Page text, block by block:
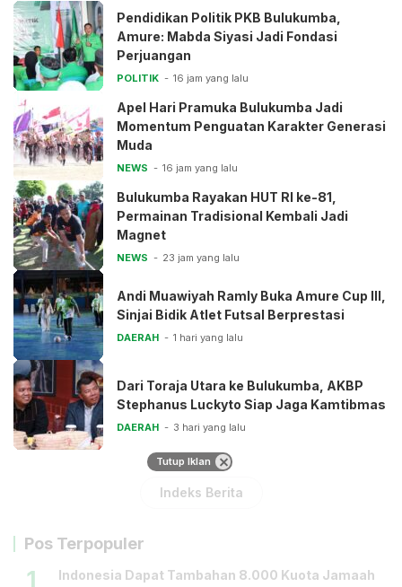
Pendidikan Politik PKB Bulukumba,
Amure: Mabda Siyasi Jadi Fondasi
Perjuangan
POLITIK 16 jam yang lalu
Apel Hari Pramuka Bulukumba Jadi
Momentum Penguatan Karakter Generasi
Muda
NEWS 16 jam yang lalu
Bulukumba Rayakan HUT RI ke-81,
Permainan Tradisional Kembali Jadi
Magnet
NEWS 23 jam yang lalu
Andi Muawiyah Ramly Buka Amure Cup III,
Sinjai Bidik Atlet Futsal Berprestasi
DAERAH 1 hari yang lalu
Dari Toraja Utara ke Bulukumba, AKBP
Stephanus Luckyto Siap Jaga Kamtibmas
DAERAH 3 hari yang lalu
Indeks Berita
Pos Terpopuler
1
Indonesia Dapat Tambahan 8.000 Kuota Jamaah
Tutup Iklan